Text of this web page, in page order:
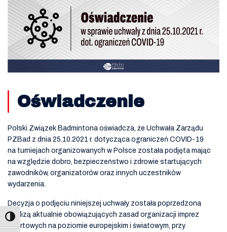
Oświadczenie
Polski Związek Badmintona oświadcza, że Uchwała Zarządu
PZBad z dnia 25.10.2021 r. dotycząca ograniczeń COVID-19
na turniejach organizowanych w Polsce została podjęta mając
na względzie dobro, bezpieczeństwo i zdrowie startujących
zawodników, organizatorów oraz innych uczestników
wydarzenia.
Decyzja o podjęciu niniejszej uchwały została poprzedzona
analizą aktualnie obowiązujących zasad organizacji imprez
sportowych na poziomie europejskim i światowym, przy